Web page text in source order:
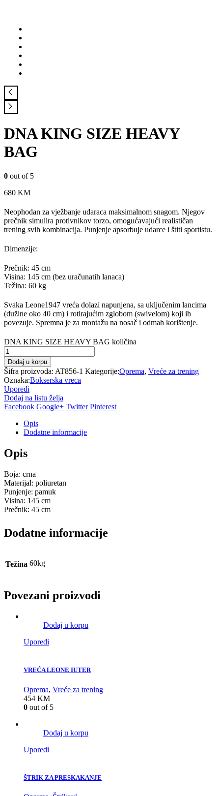
DNA KING SIZE HEAVY
BAG
0 out of 5
680 KM
Neophodan za vježbanje udaraca maksimalnom snagom. Njegov
prečnik simulira protivnikov torzo, omogućavajući realističan
trening svih kombinacija. Punjenje apsorbuje udarce i štiti sportistu.
Dimenzije:
Prečnik: 45 cm
Visina: 145 cm (bez uračunatih lanaca)
Težina: 60 kg
Svaka Leone1947 vreća dolazi napunjena, sa uključenim lancima
(dužine oko 40 cm) i rotirajućim zglobom (swivelom) koji ih
povezuje. Spremna je za montažu na nosač i odmah korištenje.
DNA KING SIZE HEAVY BAG količina
Dodaj u korpu
Šifra proizvoda: AT856-1 Kategorije:Oprema, Vreće za trening
Oznaka:Bokserska vreca
Uporedi
Dodaj na listu želja
Facebook Google+ Twitter Pinterest
Opis
Dodatne informacije
Opis
Boja: crna
Materijal: poliuretan
Punjenje: pamuk
Visina: 145 cm
Prečnik: 45 cm
Dodatne informacije
Težina 60kg
Povezani proizvodi
Dodaj u korpu
Uporedi
VREĆA LEONE IUTER
Oprema, Vreće za trening
454 KM
0 out of 5
Dodaj u korpu
Uporedi
ŠTRIK ZA PRESKAKANJE